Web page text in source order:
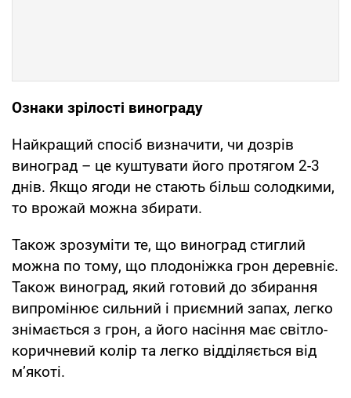
Ознаки зрілості винограду
Найкращий спосіб визначити, чи дозрів
виноград – це куштувати його протягом 2-3
днів. Якщо ягоди не стають більш солодкими,
то врожай можна збирати.
Також зрозуміти те, що виноград стиглий
можна по тому, що плодоніжка грон деревніє.
Також виноград, який готовий до збирання
випромінює сильний і приємний запах, легко
знімається з грон, а його насіння має світло-
коричневий колір та легко відділяється від
м’якоті.